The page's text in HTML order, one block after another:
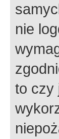
nie
to czy